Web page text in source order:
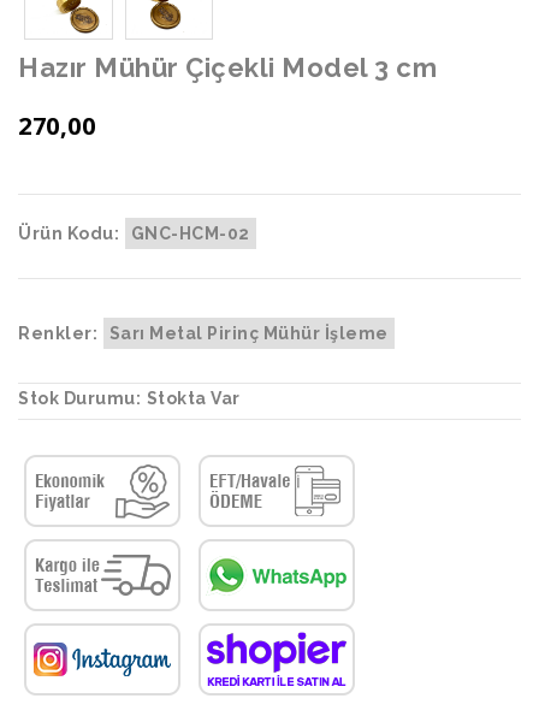
Hazır Mühür Çiçekli Model 3 cm
270,00
Ürün Kodu: GNC-HCM-02
Renkler: Sarı Metal Pirinç Mühür İşleme
Stok Durumu: Stokta Var